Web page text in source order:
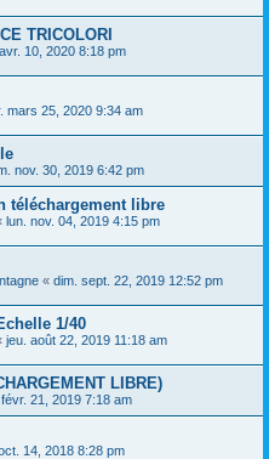
TRICOLORI
10, 2020 8:18 pm
mars 25, 2020 9:34 am
nov. 30, 2019 6:42 pm
téléchargement libre
lun. nov. 04, 2019 4:15 pm
« dim. sept. 22, 2019 12:52 pm
1/40
jeu. août 22, 2019 11:18 am
LIBRE)
21, 2019 7:18 am
14, 2018 8:28 pm